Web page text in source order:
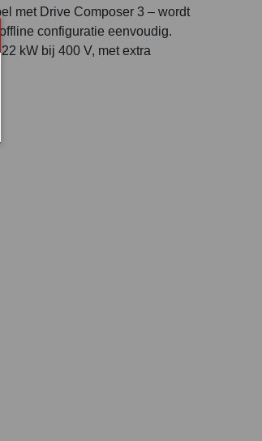
met Drive Composer 3 – wordt
configuratie eenvoudig.
kW bij 400 V, met extra